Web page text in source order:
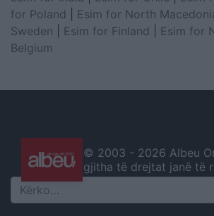
for Poland
Esim for North
Sweden
Esim for Finland Esim for
Belgium
© 2003 - 2026 Albeu
gjitha të drejtat janë të
Search